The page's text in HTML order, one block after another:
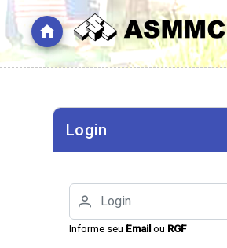
home
-
Login
Login
Informe seu Email ou RGF